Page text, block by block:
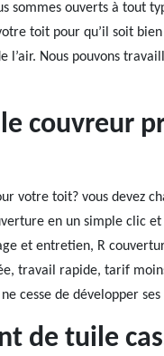
sommes ouverts à tout
toit pour qu’il soit
l’air. Nous pouvons
couvreur
votre toit? vous devez
en un simple clic
et entretien, R
travail rapide, tarif
cesse de développer
de tuile